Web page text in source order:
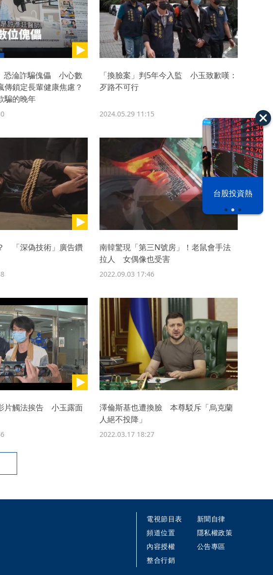
漢光42演習 台股投資熱
恐淪詐騙傀儡 小心數
傳鎖定長輩健康焦慮？
騙的晚年
「換臉案」判5年今入監 小玉致歉嘆：
歹路不可行
2024.05.29 11:15
「深偽技術」廣告鑽
南韓驚現「第三N號房」！老鼠會手法
拉人 女偶像也受害
2022.09.03 17:46
片觸法挨告 小玉露面
澤倫斯基也遭換臉 本尊駁斥「烏克蘭
人絕不投降」
2022.03.17 18:27
電視節目表
新聞自律
頻道位置
隱私權政策
內容授權
公告專區
整合行銷